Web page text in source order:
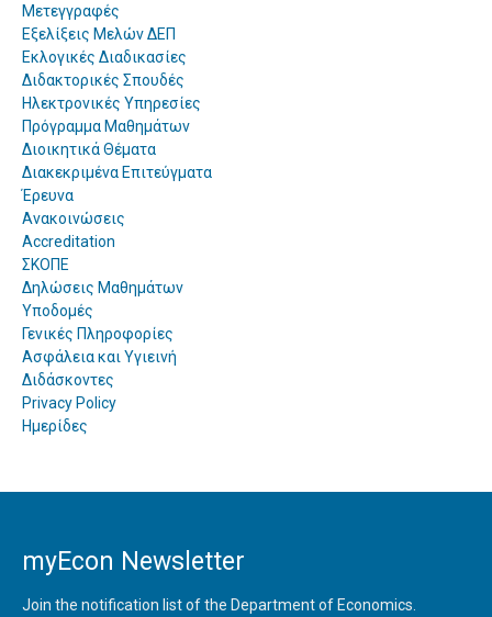
Μετεγγραφές
Εξελίξεις Μελών ΔΕΠ
Εκλογικές Διαδικασίες
Διδακτορικές Σπουδές
Ηλεκτρονικές Υπηρεσίες
Πρόγραμμα Μαθημάτων
Διοικητικά Θέματα
Διακεκριμένα Επιτεύγματα
Έρευνα
Ανακοινώσεις
Accreditation
ΣΚΟΠΕ
Δηλώσεις Μαθημάτων
Υποδομές
Γενικές Πληροφορίες
Ασφάλεια και Υγιεινή
Διδάσκοντες
Privacy Policy
Ημερίδες
myEcon Newsletter
Join the notification list of the Department of Economics.